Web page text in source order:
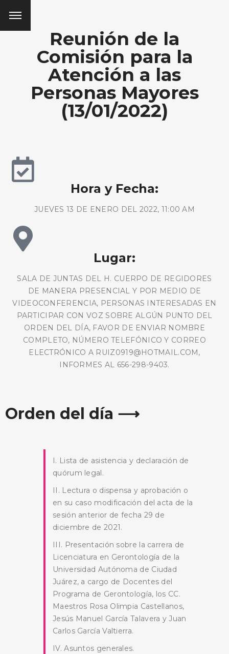
BUSCA AQUÍ
Reunión de la
Comisión para la
Atención a las
Personas Mayores
(13/01/2022)
Hora y Fecha:
JUEVES 13 DE ENERO DEL 2022, 11:00 AM
Lugar:
SALA DE JUNTAS DEL H. CUERPO DE REGIDORES
DE MANERA PRESENCIAL Y POR MEDIO DE
VIDEOCONFERENCIA, PERSONAS INTERESADAS EN
PARTICIPAR CON VOZ SOBRE ALGÚN PUNTO DEL
ORDEN DEL DÍA, FAVOR DE ENVIAR NOMBRE
COMPLETO, NÚMERO TELEFÓNICO Y CORREO
ELECTRÓNICO A RUIZ0919@HOTMAIL.COM,
INFORMES AL 656-298-9403.
Orden del día ⟶
I. Lista de asistencia y declaración de
quórum legal.
II. Lectura o dispensa y aprobación o
en su caso modificación del acta de la
sesión anterior de fecha 29 de
diciembre de 2021.
III. Presentación sobre la carrera de
Licenciatura en Gerontología de la
Universidad Autónoma de Ciudad
Juárez, a cargo de Docentes del
Programa de Gerontología, los CC.
Maestros Rosa Olimpia Castellanos,
Jesús Manuel García Talavera y Juan
Carlos García Valtierra.
IV. Asuntos generales.